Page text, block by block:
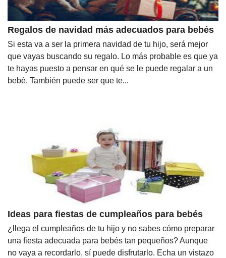
Regalos de navidad más adecuados para bebés
Si esta va a ser la primera navidad de tu hijo, será mejor
que vayas buscando su regalo. Lo más probable es que ya
te hayas puesto a pensar en qué se le puede regalar a un
bebé. También puede ser que te...
Ideas para fiestas de cumpleaños para bebés
¿llega el cumpleaños de tu hijo y no sabes cómo preparar
una fiesta adecuada para bebés tan pequeños? Aunque
no vaya a recordarlo, sí puede disfrutarlo. Echa un vistazo